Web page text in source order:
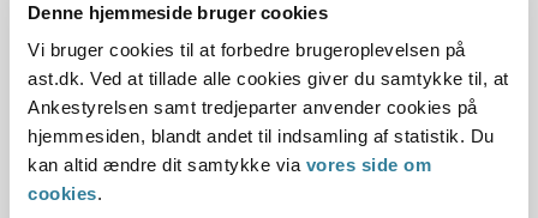
Denne hjemmeside bruger cookies
Vi bruger cookies til at forbedre brugeroplevelsen på
ast.dk. Ved at tillade alle cookies giver du samtykke til, at
Ankestyrelsen samt tredjeparter anvender cookies på
hjemmesiden, blandt andet til indsamling af statistik. Du
kan altid ændre dit samtykke via vores side om
cookies.
Resume:
Ankestyrelsen tiltrådte, at et socialudvalg (nu børn og unge
udvalget) havde anbragt et nyfødt barn uden for hjemmet.
Barnets fader var 1 1/2 år tidli...